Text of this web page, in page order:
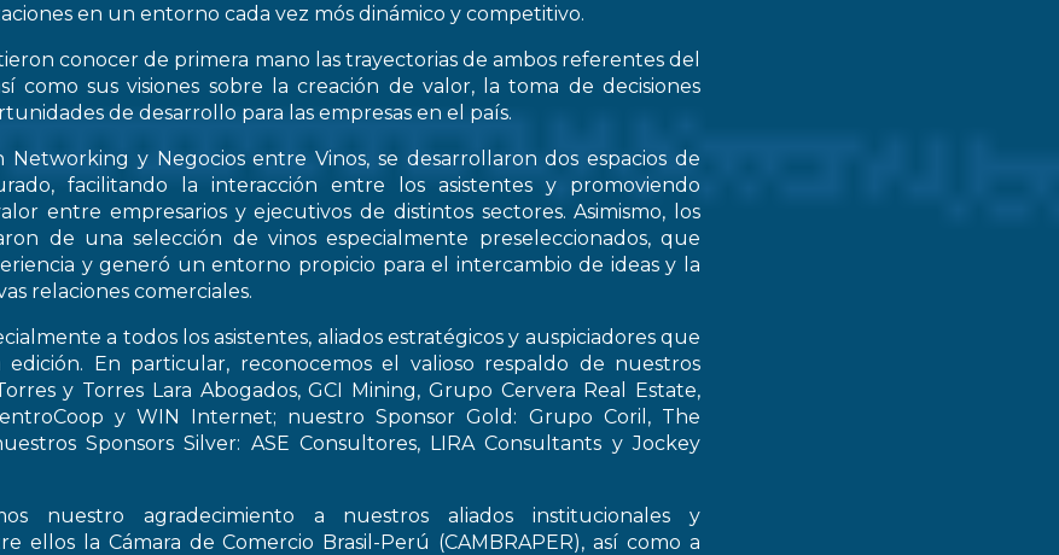
en un entorno cada vez mós dinámico y competitivo.
conocer de primera mano las trayectorias de ambos referentes del
como sus visiones sobre la creación de valor, la toma de decisiones
de desarrollo para las empresas en el país.
Networking y Negocios entre Vinos, se desarrollaron dos espacios de
facilitando la interacción entre los asistentes y promoviendo
entre empresarios y ejecutivos de distintos sectores. Asimismo, los
de una selección de vinos especialmente preseleccionados, que
y generó un entorno propicio para el intercambio de ideas y la
relaciones comerciales.
a todos los asistentes, aliados estratégicos y auspiciadores que
edición. En particular, reconocemos el valioso respaldo de nuestros
y Torres Lara Abogados, GCI Mining, Grupo Cervera Real Estate,
y WIN Internet; nuestro Sponsor Gold: Grupo Coril, The
Sponsors Silver: ASE Consultores, LIRA Consultants y Jockey
nuestro agradecimiento a nuestros aliados institucionales y
ellos la Cámara de Comercio Brasil-Perú (CAMBRAPER), así como a